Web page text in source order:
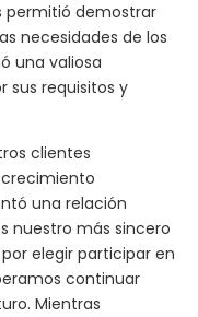
permitió demostrar
necesidades de los
una valiosa
sus requisitos y
clientes
una relación
nuestro más sincero
elegir participar en
continuar
Mientras